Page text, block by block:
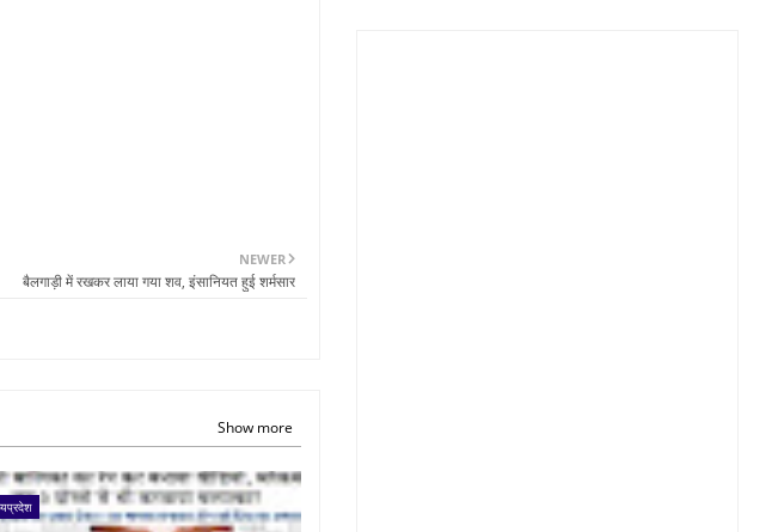
NEWER
बैलगाड़ी में रखकर लाया गया शव, इंसानियत हुई शर्मसार
Show more